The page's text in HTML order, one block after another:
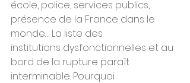
école, police, services publics,
présence de la France dans le
monde… La liste des
institutions dysfonctionnelles et au
bord de la rupture paraît
interminable. Pourquoi